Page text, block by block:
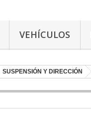
VEHÍCULOS
SUSPENSIÓN Y DIRECCIÓN